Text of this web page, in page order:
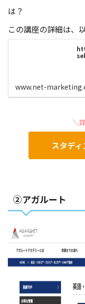
は？
この講座の詳細は、
www.net-
＼
スタデ
②アガルート